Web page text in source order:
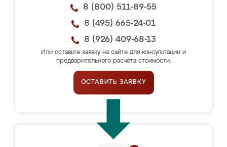
8 (800) 511-89-55
8 (495) 665-24-01
8 (926) 409-68-13
Или оставьте заявку на сайте для консультации и
предварительного расчёта стоимости.
ОСТАВИТЬ ЗАЯВКУ